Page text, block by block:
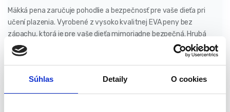
Súhlas Detaily O cookies
Mäkká pena zaručuje pohodlie a bezpečnosť pre vaše dieťa pri
učení plazenia. Vyrobené z vysoko kvalitnej EVA peny bez
zápachu, ktorá je pre vaše dieťa mimoriadne bezpečná. Hrubá
vrstva peny účinne odpruží vaše dieťaťa v prípade pádu na tvrdý
povrch. Táto podložka sa mimoriadne ľahko čistí – stačí ju utrieť
deti náchylné na alergie, keďže sa na nej nehromadí prach ani
roztoče.